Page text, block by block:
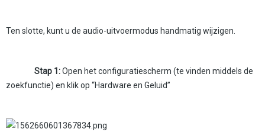
Ten slotte, kunt u de audio-uitvoermodus handmatig wijzigen.
Stap 1:Open het configuratiescherm (te vinden middels de
zoekfunctie) en klik op “Hardware en Geluid”